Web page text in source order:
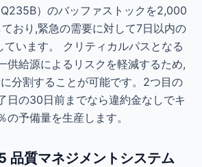
）のバッファストックを2,000
おり,緊急の需要に対して7日以内の
ています。 クリティカルパスとなる
供給源によるリスクを軽減するため,
分割することが可能です。2つ目の
日の30日前までなら違約金なしでキ
予備量を生産します。
品質マネジメントシステム